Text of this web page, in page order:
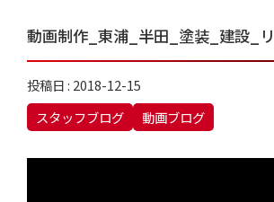
動画制作_東浦_半田_塗装_建設_
投稿日 : 2018-12-15
スタッフブログ
動画ブログ